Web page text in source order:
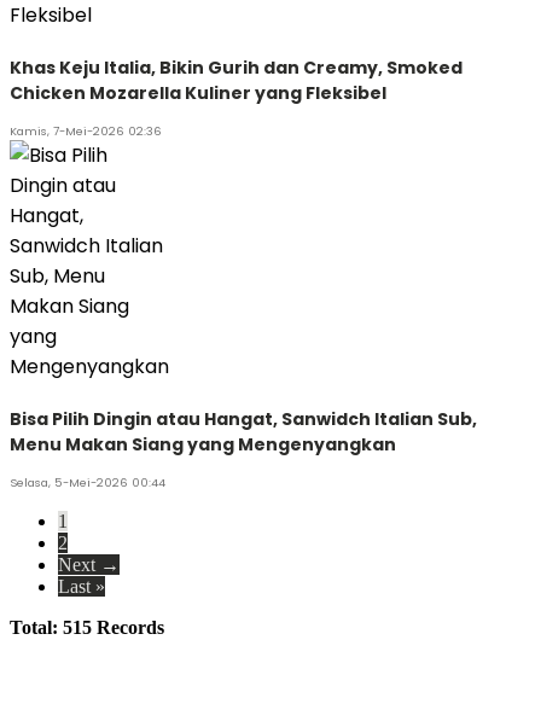
Khas Keju Italia, Bikin Gurih dan Creamy, Smoked
Chicken Mozarella Kuliner yang Fleksibel
Kamis, 7-Mei-2026 02:36
Bisa Pilih Dingin atau Hangat, Sanwidch Italian Sub,
Menu Makan Siang yang Mengenyangkan
Selasa, 5-Mei-2026 00:44
1
2
Next →
Last »
Total: 515 Records